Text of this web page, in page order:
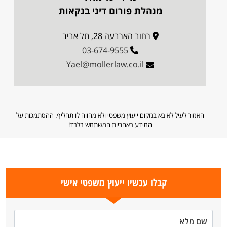
מנהלת פורום דיני בנקאות
רחוב הארבעה 28, תל אביב
03-674-9555
Yael@mollerlaw.co.il
האמור לעיל לא בא במקום ייעוץ משפטי ולא מהווה לו תחליף. ההסתמכות על
המידע באחריות המשתמש בלבד!
קבלו עכשיו ייעוץ משפטי אישי